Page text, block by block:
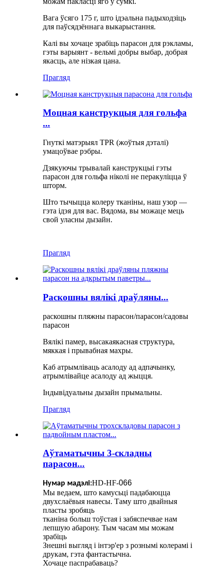
Вага ўсяго 175 г, што ідэальна падыходзіць
для паўсядзённага выкарыстання.
Калі вы хочаце зрабіць парасон для рэкламы,
гэты варыянт - вельмі добры выбар, добрая
якасць, але нізкая цана.
Прагляд
Моцная канструкцыя для гольфа
...
Гнуткі матэрыял TPR (жоўтыя дэталі)
умацоўвае рэбры.
Дзякуючы трывалай канструкцыі гэты
парасон для гольфа ніколі не перакуліцца ў
шторм.
Што тычыцца колеру тканіны, наш узор —
гэта ідэя для вас. Вядома, вы можаце мець
свой уласны дызайн.
Прагляд
Раскошны вялікі драўляны...
раскошны пляжны парасон/парасон/садовы
парасон
Вялікі памер, высакаякасная структура,
мяккая і прывабная махры.
Каб атрымліваць асалоду ад адпачынку,
атрымлівайце асалоду ад жыцця.
Індывідуальны дызайн прымальны.
Прагляд
Аўтаматычны 3-складны
парасон...
Нумар мадэлі:HD-HF-066
Мы ведаем, што камусьці падабаюцца
двухслаёвыя навесы. Таму што двайныя
пласты зробяць
тканіна больш тоўстая і забяспечвае нам
лепшую абарону. Тым часам мы можам
зрабіць
Знешні выгляд і інтэр'ер з рознымі колерамі і
друкам, гэта фантастычна.
Хочаце паспрабаваць?